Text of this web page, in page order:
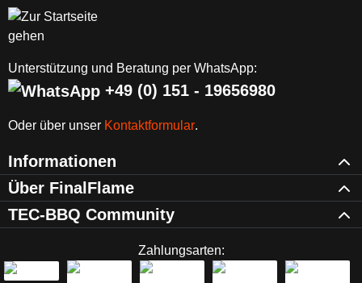
Unterstützung und Beratung per WhatsApp:
+49 (0) 151 - 19656980
Oder über unser Kontaktformular.
Informationen
Über FinalFlame
TEC-BBQ Community
Zahlungsarten: